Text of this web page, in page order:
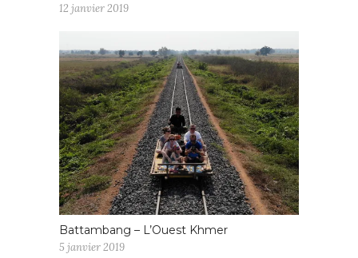
12 janvier 2019
Battambang – L’Ouest Khmer
5 janvier 2019